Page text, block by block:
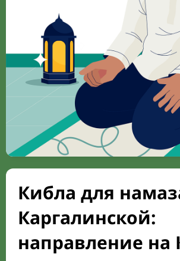
Кибла для
Каргалинской:
направление на